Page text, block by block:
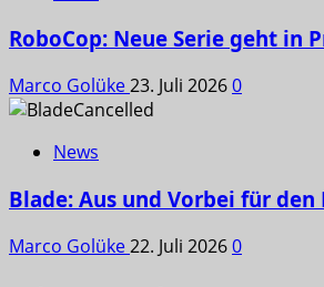
RoboCop: Neue Serie geht in
Marco Golüke23. Juli 20260
News
Blade: Aus und Vorbei für
Marco Golüke22. Juli 20260